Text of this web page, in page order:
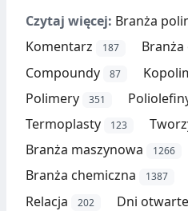
Czytaj więcej: Branża
Komentarz 187
Compoundy 87
Polimery 351
Termoplasty 123
Branża maszynowa 1266
Branża chemiczna 1387
Relacja 202 Dni otwarte